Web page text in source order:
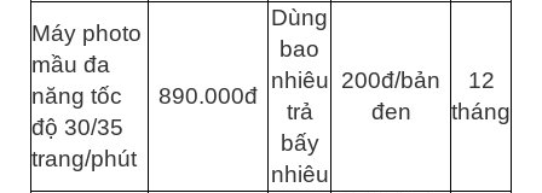
Máy photo
mầu đa
năng tốc
độ 30/35
trang/phút
890.000đ
Dùng
bao
nhiêu
trả
bấy
nhiêu
200đ/bản
đen
12
tháng